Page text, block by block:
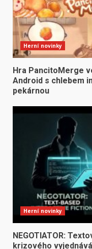
Herní novinky
Hra PancitoMerge
Android s chlebem
pekárnou
Herní novinky
NEGOTIATOR:
krizového